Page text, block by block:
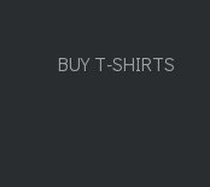
BUY T-SHIRTS